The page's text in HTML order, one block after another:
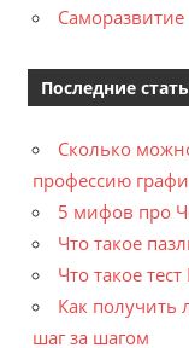
Саморазвитие
Последние
Сколько
профессию
5 мифов про
Что такое
Что такое тест
Как получить
шаг за шагом